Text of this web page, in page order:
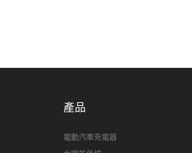
產品
電動汽車充電器